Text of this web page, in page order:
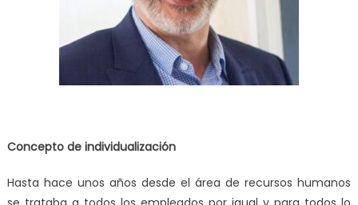
Concepto de individualización
Hasta hace unos años desde el área de recursos humanos